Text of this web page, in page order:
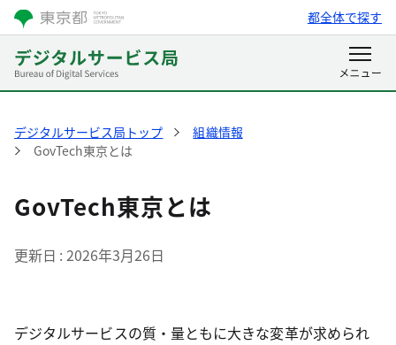
都全体で探す
デジタルサービス局トップ
組織情報
GovTech東京とは
GovTech東京とは
更新日 2026年3月26日
デジタルサービスの質・量ともに大きな変革が求められ